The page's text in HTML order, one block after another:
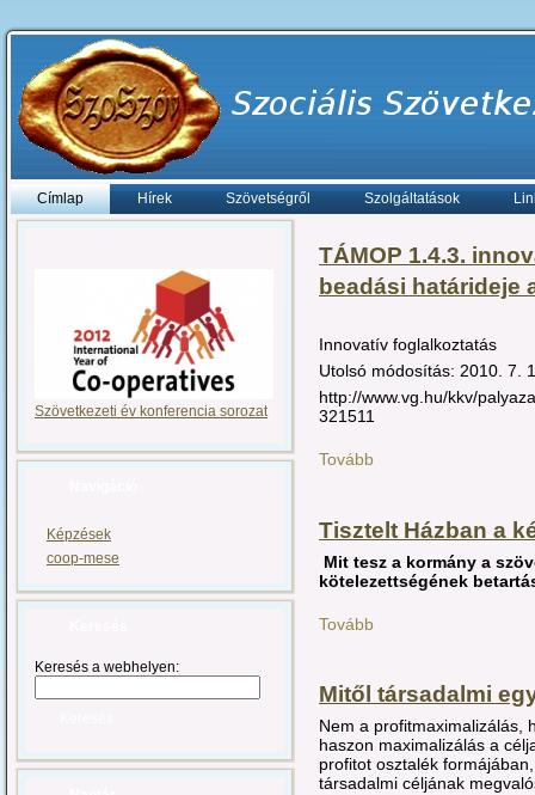
Címlap Hírek Szövetségről Szolgáltatások
Szövetkezeti év konferencia sorozat
Képzések
coop-mese
Keresés a webhelyen:
TÁMOP 1.4.3.
beadási határideje
Innovatív foglalkoztatás
Utolsó módosítás: 2010. 7.
http://www.vg.hu/kkv/
321511
Tovább
Tisztelt Házban a
Mit tesz a kormány a
kötelezettségének
Tovább
Mitől társadalmi
Nem a profitmaximalizálás,
haszon maximalizálás a
profitot osztalék
társadalmi céljának